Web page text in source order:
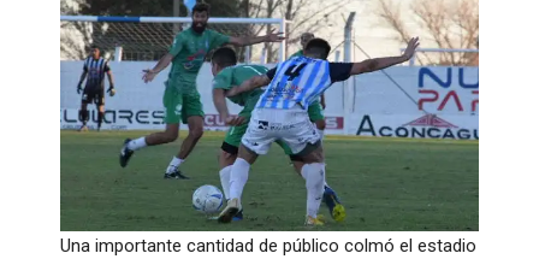
Una importante cantidad de público colmó el estadio